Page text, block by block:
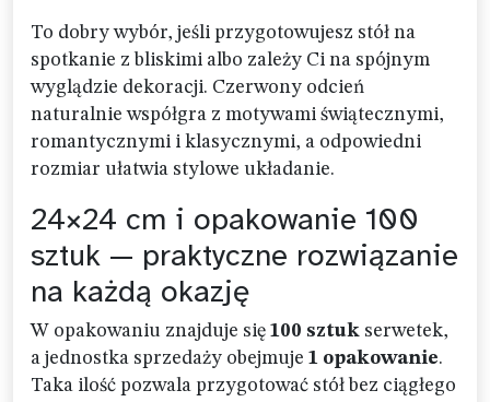
To dobry wybór, jeśli przygotowujesz stół na
spotkanie z bliskimi albo zależy Ci na spójnym
wyglądzie dekoracji. Czerwony odcień
naturalnie współgra z motywami świątecznymi,
romantycznymi i klasycznymi, a odpowiedni
rozmiar ułatwia stylowe układanie.
24×24 cm i opakowanie 100
sztuk — praktyczne rozwiązanie
na każdą okazję
W opakowaniu znajduje się 100 sztuk serwetek,
a jednostka sprzedaży obejmuje 1 opakowanie.
Taka ilość pozwala przygotować stół bez ciągłego